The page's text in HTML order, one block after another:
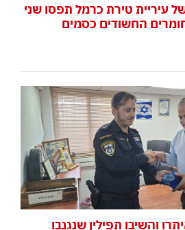
עיריית טירת כרמל תפסו שני
החשודים כסמים
והשיבו תפילין שנגנבו